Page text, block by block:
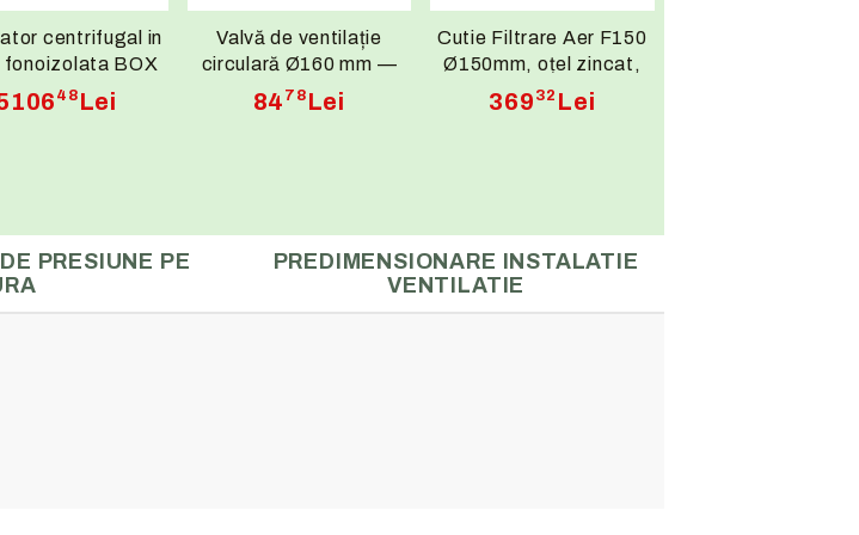
centrifugal in
fonoizolata BOX
PLUS 9/9 M6
0,13kW
48 Lei
Valvă de ventilație
circulară Ø160 mm —
Oțel Vopsit
Electrostatic RAL9016,
84 78 Lei
Cutie Filtrare Aer F150
Ø150mm, oțel zincat,
filtru G4 detașabil inclus
369 32 Lei
PRESIUNE PE
PREDIMENSIONARE INSTALATIE
VENTILATIE